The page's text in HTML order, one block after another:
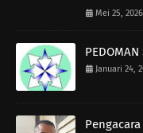
Mei 25, 2026
PEDOMAN
Januari 24,